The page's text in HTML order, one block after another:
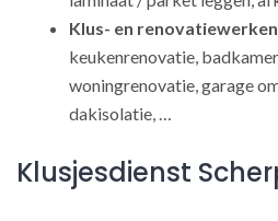
Klus- en
keukenrenovatie,
woningrenovatie, garage
dakisolatie, …
Klusjesdienst